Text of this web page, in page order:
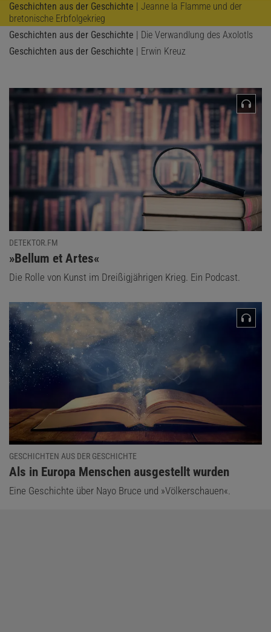
Geschichten aus der Geschichte | Jeanne la Flamme und der
bretonische Erbfolgekrieg
Geschichten aus der Geschichte | Die Verwandlung des Axolotls
Geschichten aus der Geschichte | Erwin Kreuz
DETEKTOR.FM
:
»Bellum et Artes«
Die Rolle von Kunst im Dreißigjährigen Krieg. Ein Podcast.
GESCHICHTEN AUS DER GESCHICHTE
:
Als in Europa Menschen ausgestellt wurden
Eine Geschichte über Nayo Bruce und »Völkerschauen«.